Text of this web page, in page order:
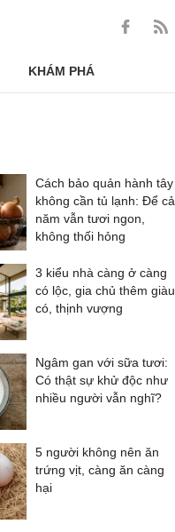
KHÁM PHÁ
Cách bảo quản hành tây
không cần tủ lạnh: Để cả
năm vẫn tươi ngon,
không thối hỏng
3 kiểu nhà càng ở càng
có lộc, gia chủ thêm giàu
có, thịnh vượng
Ngâm gan với sữa tươi:
Có thật sự khử độc như
nhiều người vẫn nghĩ?
5 người không nên ăn
trứng vịt, càng ăn càng
hại